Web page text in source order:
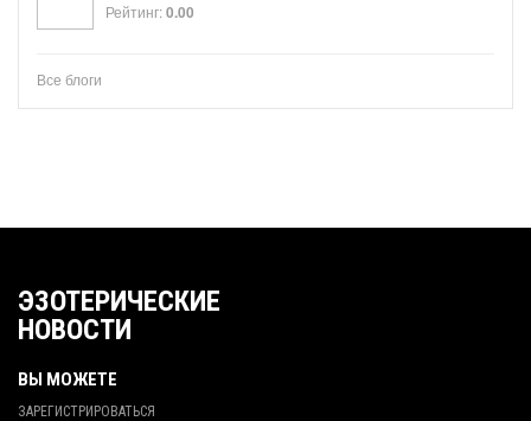
Рейтинг:0.00
Все блоги
ЭЗОТЕРИЧЕСКИЕ
НОВОСТИ
ВЫ МОЖЕТЕ
ЗАРЕГИСТРИРОВАТЬСЯ